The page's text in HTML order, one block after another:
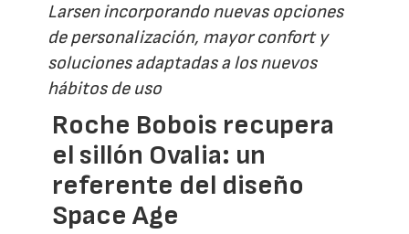
Larsen incorporando nuevas opciones
de personalización, mayor confort y
soluciones adaptadas a los nuevos
hábitos de uso
Roche Bobois recupera
el sillón Ovalia: un
referente del diseño
Space Age